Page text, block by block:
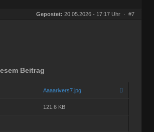
Gepostet: 20.05.2026 - 17:17 Uhr · #7
Beitrag
Aaaarivers7.jpg
121.6 KB